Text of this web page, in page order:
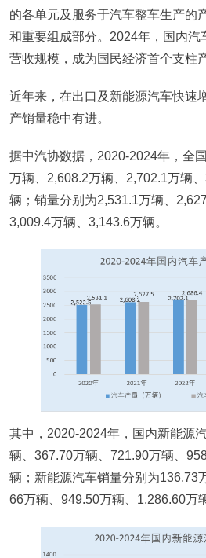
的各单元及服务于汽车整车生产的
和重要组成部分。2024年，国内汽
营收规模，成为国民经济首个支柱
近年来，在出口及新能源汽车快速
产销量稳中有进。
据中汽协数据，2020-2024年，全
万辆、2,608.2万辆、2,702.1万辆
辆；销量分别为2,531.1万辆、
3,009.4万辆、3,143.6万辆。
其中，2020-2024年，国内新能源
辆、367.70万辆、721.90万辆、
辆；新能源汽车销量分别为136.73
66万辆、949.50万辆、1,286.60万